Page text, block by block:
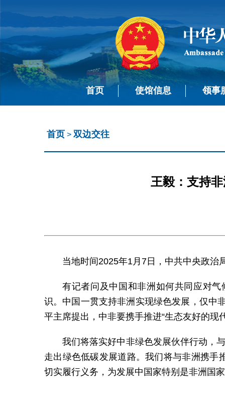
首页 使馆信息 领事
首页 > 双边交往
王毅：支持
当地时间2025年1月7日，中共中央政治
有记者问及中国和非洲如何共同应对
识。中国一贯支持非洲实现绿色发展，仅中
平主席提出，中非要携手推进“生态友好的
我们将落实好中非绿色发展伙伴行动，
走出绿色低碳发展道路。我们将与非洲携手
切实履行义务，为发展中国家特别是非洲国